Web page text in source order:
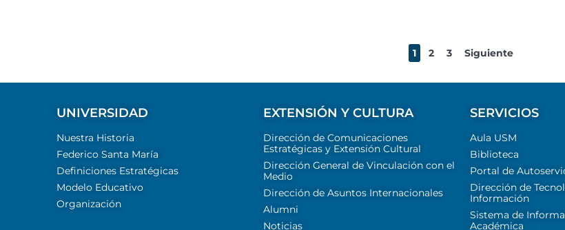
1 2 3 Siguiente
UNIVERSIDAD
Nuestra Historia
Federico Santa María
Definiciones Estratégicas
Modelo Educativo
Organización
EXTENSIÓN Y CULTURA
Dirección de Comunicaciones
Estratégicas y Extensión Cultural
Dirección General de Vinculación con el
Medio
Dirección de Asuntos Internacionales
Alumni
Noticias
SERVICIOS
Aula USM
Biblioteca
Portal de
Dirección de
Información
Sistema de
Académica